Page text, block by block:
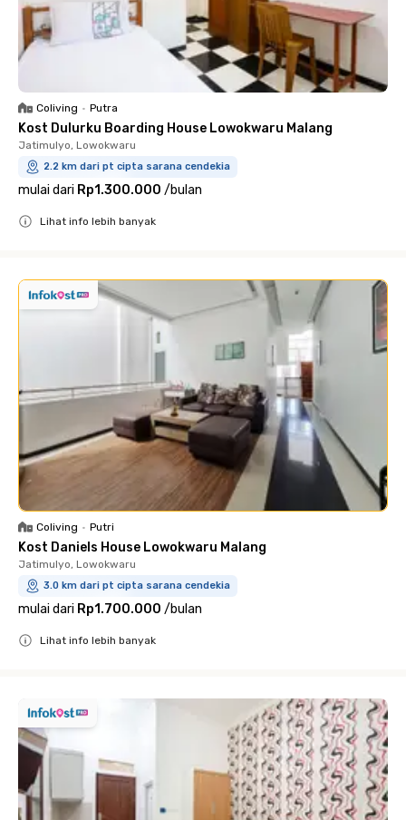
Coliving • Putra
Kost Dulurku Boarding House Lowokwaru Malang
Jatimulyo, Lowokwaru
2.2 km dari pt cipta sarana cendekia
mulai dari Rp1.300.000 /bulan
Lihat info lebih banyak
Coliving • Putri
Kost Daniels House Lowokwaru Malang
Jatimulyo, Lowokwaru
3.0 km dari pt cipta sarana cendekia
mulai dari Rp1.700.000 /bulan
Lihat info lebih banyak